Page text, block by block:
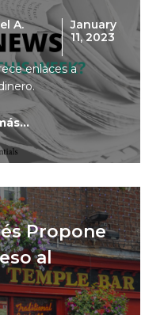
A.
January
11, 2023
enlaces a
Propone
al